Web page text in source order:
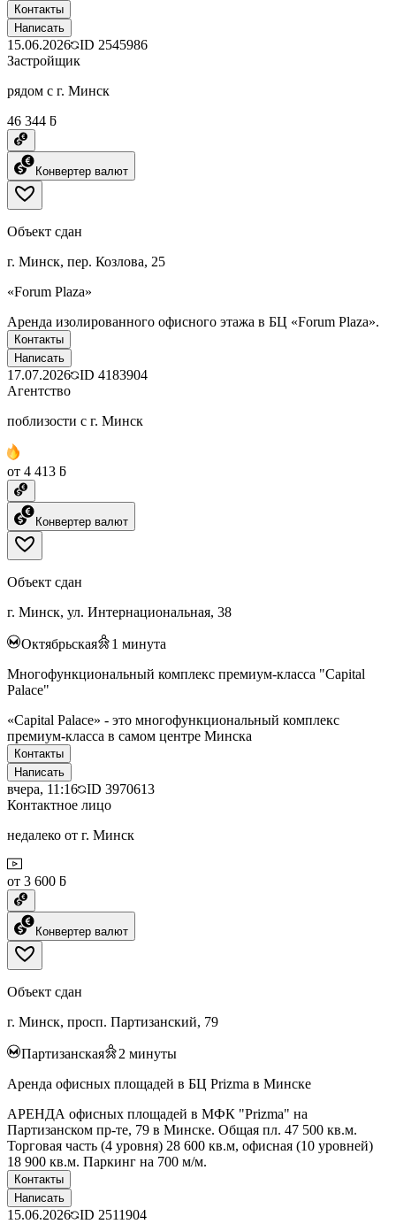
Контакты
Написать
15.06.2026 ID 2545986
Застройщик
рядом с г. Минск
46 344 ƃ
Конвертер валют
Объект сдан
г. Минск, пер. Козлова, 25
«Forum Plaza»
Аренда изолированного офисного этажа в БЦ «Forum Plaza».
Контакты
Написать
17.07.2026 ID 4183904
Агентство
поблизости с г. Минск
от 4 413 ƃ
Конвертер валют
Объект сдан
г. Минск, ул. Интернациональная, 38
Октябрьская 1 минута
Многофункциональный комплекс премиум-класса "Capital
Palace"
«Capital Palace» - это многофункциональный комплекс
премиум-класса в самом центре Минска
Контакты
Написать
вчера, 11:16 ID 3970613
Контактное лицо
недалеко от г. Минск
от 3 600 ƃ
Конвертер валют
Объект сдан
г. Минск, просп. Партизанский, 79
Партизанская 2 минуты
Аренда офисных площадей в БЦ Prizma в Минске
АРЕНДА офисных площадей в МФК "Prizma" на
Партизанском пр-те, 79 в Минске. Общая пл. 47 500 кв.м.
Торговая часть (4 уровня) 28 600 кв.м, офисная (10 уровней)
18 900 кв.м. Паркинг на 700 м/м.
Контакты
Написать
15.06.2026 ID 2511904